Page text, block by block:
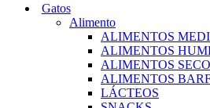
Gatos
Alimento
ALIMENTOS
ALIMENTOS
ALIMENTOS
ALIMENTOS
LÁCTEOS